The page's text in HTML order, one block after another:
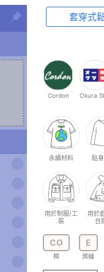
套穿式
Cordon Okura
永續材料 貼
用於制服/工
裝
用於
台
CO
棉
E
滌綸